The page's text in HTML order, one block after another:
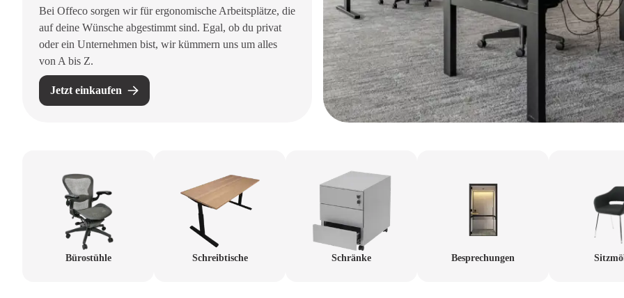
Bei Offeco sorgen wir für ergonomische Arbeitsplätze, die
auf deine Wünsche abgestimmt sind. Egal, ob du privat
oder ein Unternehmen bist, wir kümmern uns um alles
von A bis Z.
Jetzt einkaufen
Bürostühle Schreibtische Schränke Besprechungen